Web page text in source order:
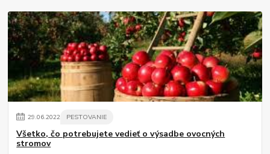
29.06.2022 PESTOVANIE
Všetko, čo potrebujete vedieť o výsadbe ovocných
stromov